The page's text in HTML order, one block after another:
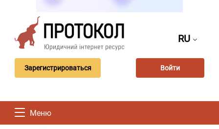
RU
Зарегистрироваться Войти
Меню